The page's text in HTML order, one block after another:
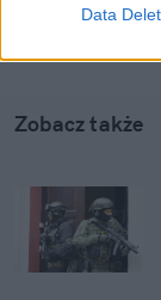
Data
Zobacz także